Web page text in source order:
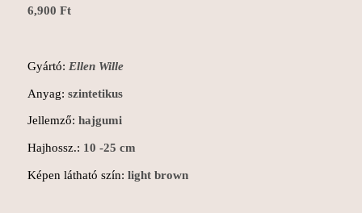
6,900 Ft
Gyártó: Ellen Wille
Anyag: szintetikus
Jellemző: hajgumi
Hajhossz.: 10 -25 cm
Képen látható szín: light brown